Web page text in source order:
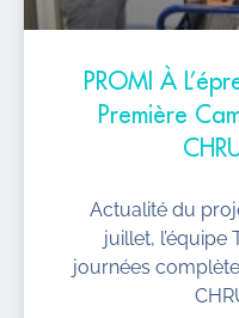
PROMI À
Première
Actualité du
juillet, l’équipe
journées